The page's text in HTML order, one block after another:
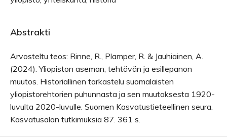
Abstrakti
Arvosteltu teos: Rinne, R., Plamper, R. & Jauhiainen, A.
(2024). Yliopiston aseman, tehtävän ja esillepanon
muutos. Historiallinen tarkastelu suomalaisten
yliopistorehtorien puhunnasta ja sen muutoksesta 1920-
luvulta 2020-luvulle. Suomen Kasvatustieteellinen seura.
Kasvatusalan tutkimuksia 87. 361 s.